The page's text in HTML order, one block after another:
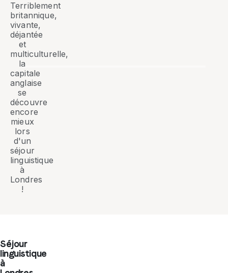
Terriblement
britannique,
vivante,
déjantée
et
multiculturelle,
la
capitale
anglaise
se
découvre
encore
mieux
lors
d'un
séjour
linguistique
à
Londres
!
Séjour
linguistique
à